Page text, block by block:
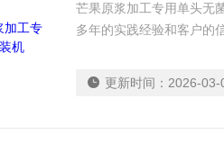
芒果原浆加工专用单头无
多年的实践经验和客户的
更新时间： 2026-03-